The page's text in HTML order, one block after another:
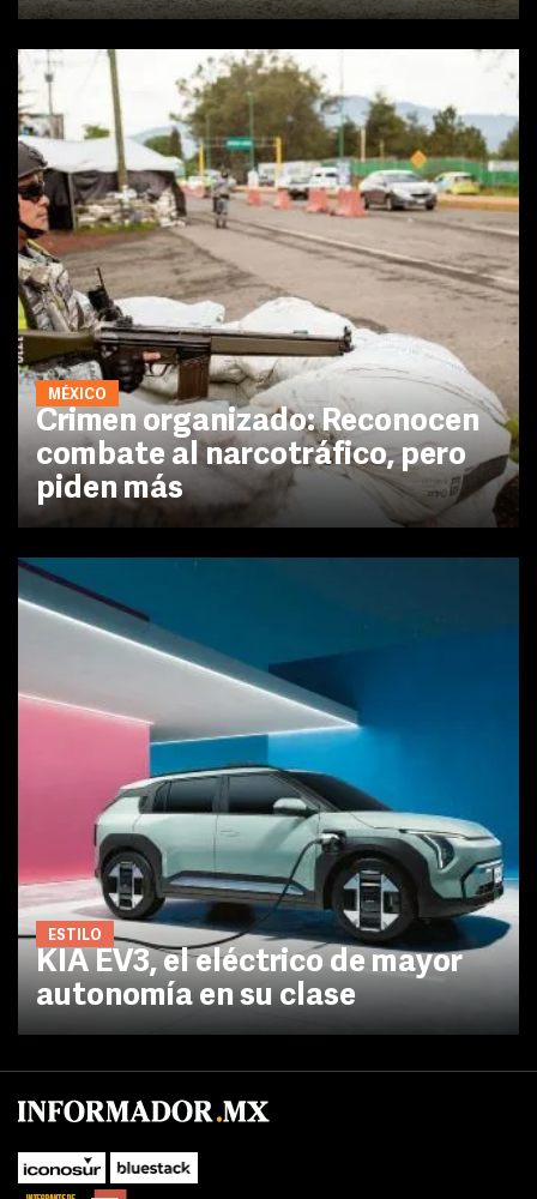
MÉXICO
Crimen organizado: Reconocen
combate al narcotráfico, pero
piden más
ESTILO
KIA EV3, el eléctrico de mayor
autonomía en su clase